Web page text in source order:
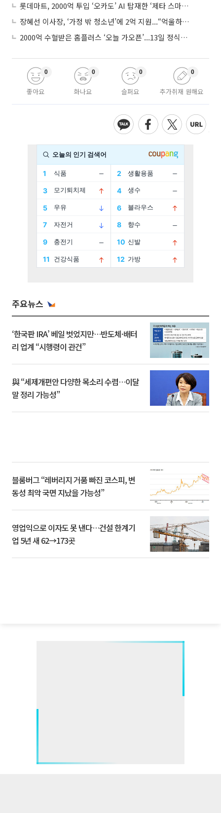
롯데마트, 2000억 투입 ‘오카도’ AI 탑재한 ‘제타 스마트센터’...온라인 장보기 판 바꾼다
장혜선 이사장, ‘가정 밖 청소년’에 2억 지원...“억울하고 아파도 단단해지길”
2000억 수혈받은 홈플러스 ‘오늘 가오픈’...13일 정식 개장 시험대
좋아요
0
화나요
0
슬퍼요
0
추가취재 원해요
0
주요뉴스
‘한국판 IRA’ 베일 벗었지만…반도체·배터
리 업계 “시행령이 관건”
與 “세제개편안 다양한 목소리 수렴…이달
말 정리 가능성”
블룸버그 “레버리지 거품 빠진 코스피, 변
동성 최악 국면 지났을 가능성”
영업익으로 이자도 못 낸다…건설 한계기
업 5년 새 62→173곳